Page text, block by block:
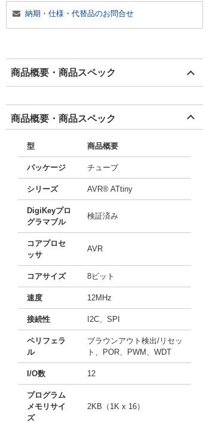
納期・仕様・代替品のお問合せ
商品概要・商品スペック
商品概要・商品スペック
型 商品概要
パッケージ チューブ
シリーズ AVR® ATtiny
DigiKeyプロ
グラマブル
検証済み
コアプロセ
ッサ
AVR
コアサイズ 8ビット
速度 12MHz
接続性 I2C、SPI
ペリフェラ
ル
ブラウンアウト検出/リセッ
ト、POR、PWM、WDT
I/O数 12
プログラム
メモリサイ
ズ
2KB（1K x 16）